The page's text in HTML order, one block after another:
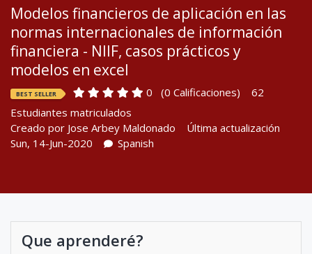
Modelos financieros de aplicación en las
normas internacionales de información
financiera - NIIF, casos prácticos y
modelos en excel
BEST SELLER 0 (0 Calificaciones)
62
Estudiantes matriculados
Creado por Jose Arbey Maldonado
Última actualización
Sun, 14-Jun-2020
Spanish
Que aprenderé?